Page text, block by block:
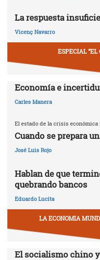
La respuesta
Vicenç Navarro
ESPECIAL “EL
Economía e
Carles Manera
El estado de la crisis
Cuando se prepara
José Luis Rojo
Hablan de que
quebrando bancos
Eduardo Lucita
LA ECONOMIA
El socialismo chino